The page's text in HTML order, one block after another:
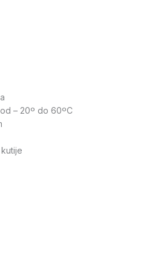
– 20º do 60ºC